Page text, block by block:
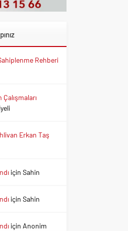
Rehberi
Çalışmaları
Erkan Taş
içinSahin
içinSahin
için Anonim